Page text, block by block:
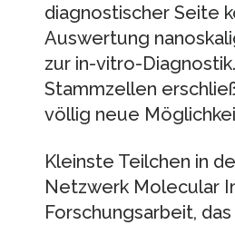
diagnostischer Seite
Auswertung
zur in-vitro-
Stammzellen
völlig neue
Kleinste Teilchen in
Netzwerk Molecular
Forschungsarbeit,